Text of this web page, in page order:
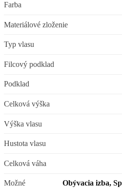
Farba
Materiálové zloženie
Typ vlasu
Filcový podklad
Podklad
Celková výška
Výška vlasu
Hustota vlasu
Celková váha
Možné
Obývacia izba,